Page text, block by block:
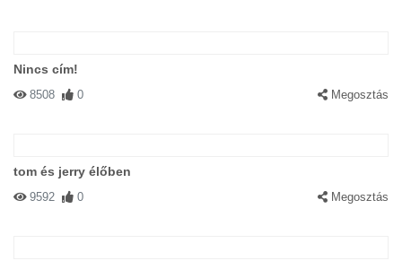
Nincs cím!
8508 0 Megosztás
tom és jerry élőben
9592 0 Megosztás